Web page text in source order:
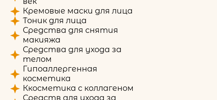
Кремовые маски для лица
Тоник для лица
Средства для снятия
макияжа
Средства для ухода за
телом
Гипоаллергенная
косметика
Ккосметика с коллагеном
Средств для ухода за